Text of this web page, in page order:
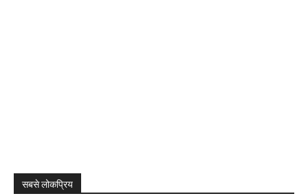
सबसे लोकप्रिय